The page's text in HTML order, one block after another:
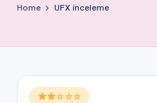
Home UFX inceleme
Posted☆☆☆